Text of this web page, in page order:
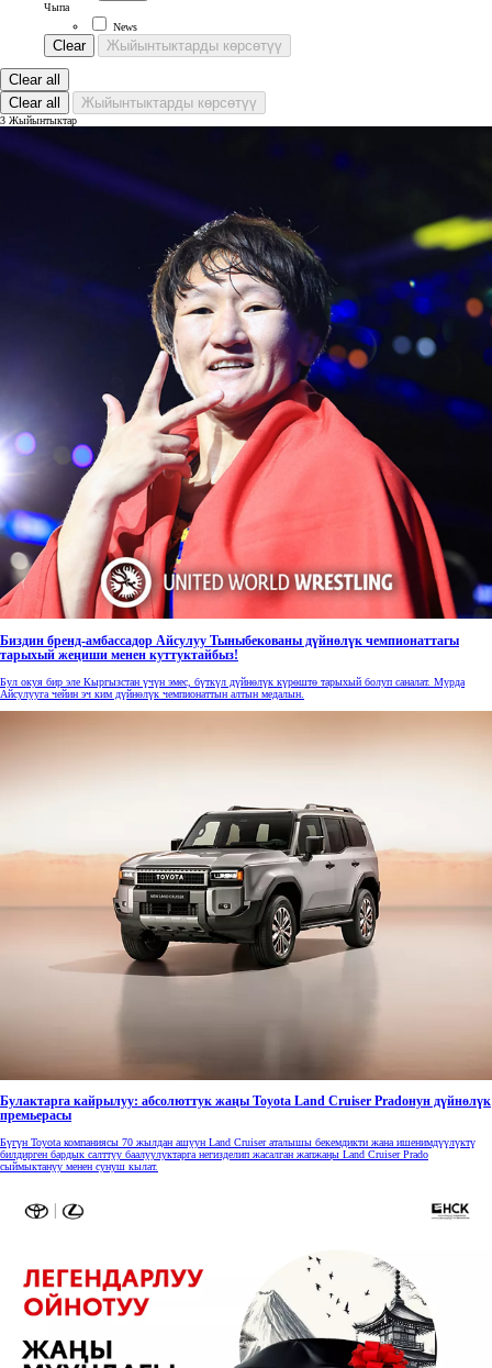
Чыпа
News
Clear Жыйынтыктарды көрсөтүү
Clear all
Clear all
Жыйынтыктарды көрсөтүү
3 Жыйынтыктар
Биздин бренд-амбассадор Айсулуу Тыныбекованы дүйнөлүк чемпионаттагы
тарыхый жеңиши менен куттуктайбыз!
Бул окуя бир эле Кыргызстан үчүн эмес, бүткүл дүйнөлүк күрөштө тарыхый болуп саналат. Мурда
Айсулууга чейин эч ким дүйнөлүк чемпионаттын алтын медалын.
Булактарга кайрылуу: абсолюттук жаңы Toyota Land Cruiser Pradoнун дүйнөлүк
премьерасы
Бүгүн Toyota компаниясы 70 жылдан ашуун Land Cruiser аталышы бекемдикти жана ишенимдүүлүктү
билдирген бардык салттуу баалуулуктарга негизделип жасалган жапжаңы Land Cruiser Prado
сыймыктануу менен сунуш кылат.